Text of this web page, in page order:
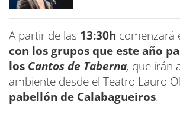
A partir de las 13:30h comenzará
con los grupos que este año
los Cantos de Taberna, que irán
ambiente desde el Teatro Lauro
pabellón de Calabagueiros.